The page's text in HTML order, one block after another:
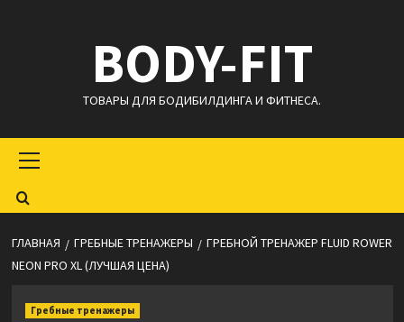
BODY-FIT
ТОВАРЫ ДЛЯ БОДИБИЛДИНГА И ФИТНЕСА.
меню
ГЛАВНАЯ ГРЕБНЫЕ ТРЕНАЖЕРЫ
ГРЕБНОЙ ТРЕНАЖЕР FLUID ROWER
NEON PRO XL (ЛУЧШАЯ ЦЕНА)
Гребные тренажеры